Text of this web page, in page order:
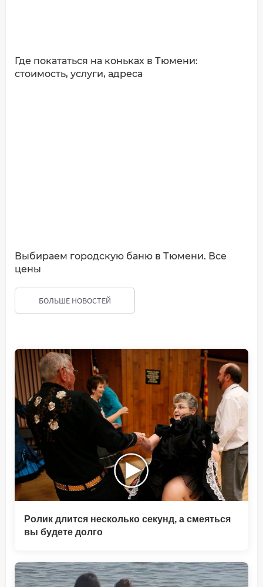
Где покататься на коньках в Тюмени:
стоимость, услуги, адреса
Выбираем городскую баню в Тюмени. Все
цены
БОЛЬШЕ НОВОСТЕЙ
Ролик длится несколько секунд, а смеяться
вы будете долго